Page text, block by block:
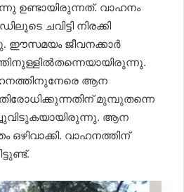
ഉണ്ടായിരുന്നത്. വാഹനം
ചവിട്ടി നിരക്കി
ഈസമയം ജീവനക്കാർ
ആന
മുമ്പുതന്നെ
ആന
ഒഴിവാക്കി. വാഹനത്തിന്